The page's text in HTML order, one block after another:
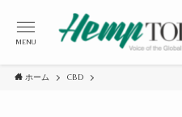
MENU
ホーム CBD